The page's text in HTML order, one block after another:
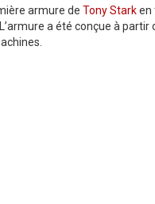
armure de Tony Starken
. L’armure a été conçue à